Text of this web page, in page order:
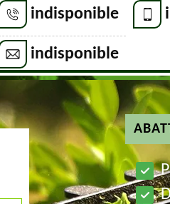
indisponible
indisponible